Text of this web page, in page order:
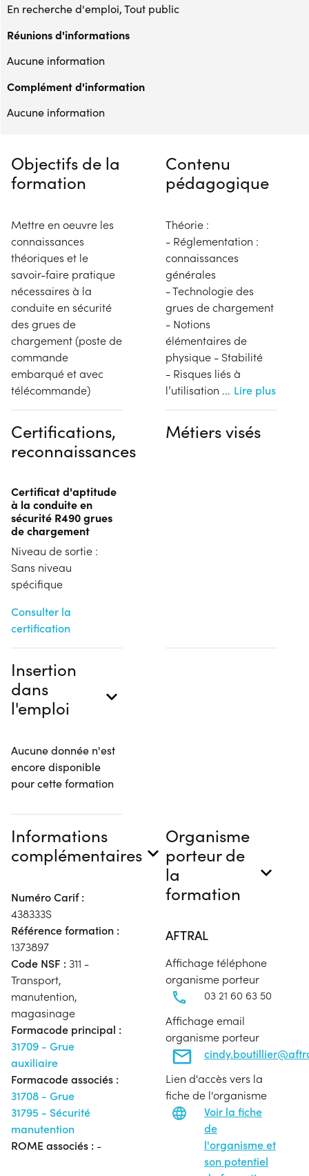
En recherche d'emploi, Tout public
Réunions d'informations
Aucune information
Complément d'information
Aucune information
Objectifs de la
formation
Mettre en oeuvre les
connaissances
théoriques et le
savoir-faire pratique
nécessaires à la
conduite en sécurité
des grues de
chargement (poste de
commande
embarqué et avec
télécommande)
Contenu
pédagogique
Théorie :
- Réglementation :
connaissances
générales
- Technologie des
grues de chargement
- Notions
élémentaires de
physique - Stabilité
- Risques liés à
l’utilisation ... Lire plus
Certifications,
reconnaissances
Certificat d'aptitude
à la conduite en
sécurité R490 grues
de chargement
Niveau de sortie :
Sans niveau
spécifique
Consulter la
certification
Métiers visés
Insertion
dans
l'emploi
Aucune donnée n'est
encore disponible
pour cette formation
Informations
complémentaires
Numéro Carif :
438333S
Référence formation :
1373897
Code NSF : 311 -
Transport,
manutention,
magasinage
Formacode principal :
31709 - Grue
auxiliaire
Formacode associés :
31708 - Grue
31795 - Sécurité
manutention
ROME associés : -
Organisme
porteur de
la
formation
AFTRAL
Affichage téléphone
organisme porteur
03 21 60 63 50
Affichage email
organisme porteur
Lien d'accès vers la
fiche de l'organisme
Voir la fiche
de
l'organisme et
son potentiel